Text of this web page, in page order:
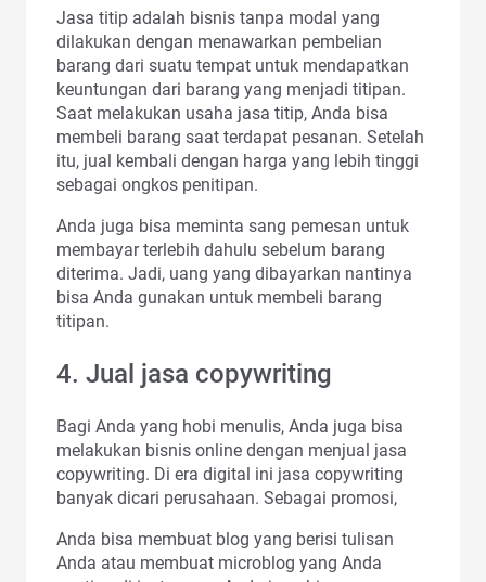
Jasa titip adalah bisnis tanpa modal yang
dilakukan dengan menawarkan pembelian
barang dari suatu tempat untuk mendapatkan
keuntungan dari barang yang menjadi titipan.
Saat melakukan usaha jasa titip, Anda bisa
membeli barang saat terdapat pesanan. Setelah
itu, jual kembali dengan harga yang lebih tinggi
sebagai ongkos penitipan.
Anda juga bisa meminta sang pemesan untuk
membayar terlebih dahulu sebelum barang
diterima. Jadi, uang yang dibayarkan nantinya
bisa Anda gunakan untuk membeli barang
titipan.
4. Jual jasa copywriting
Bagi Anda yang hobi menulis, Anda juga bisa
melakukan bisnis online dengan menjual jasa
copywriting. Di era digital ini jasa copywriting
banyak dicari perusahaan. Sebagai promosi,
Anda bisa membuat blog yang berisi tulisan
Anda atau membuat microblog yang Anda